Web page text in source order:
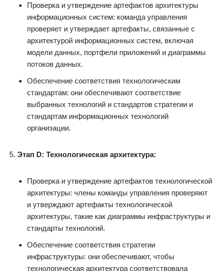
Проверка и утверждение артефактов архитектуры
информационных систем: команда управления
проверяет и утверждает артефакты, связанные с
архитектурой информационных систем, включая
модели данных, портфели приложений и диаграммы
потоков данных.
Обеспечение соответствия технологическим
стандартам: они обеспечивают соответствие
выбранных технологий и стандартов стратегии и
стандартам информационных технологий
организации.
Этап D: Технологическая архитектура:
Проверка и утверждение артефактов технологической
архитектуры: члены команды управления проверяют
и утверждают артефакты технологической
архитектуры, такие как диаграммы инфраструктуры и
стандарты технологий.
Обеспечение соответствия стратегии
инфраструктуры: они обеспечивают, чтобы
технологическая архитектура соответствовала